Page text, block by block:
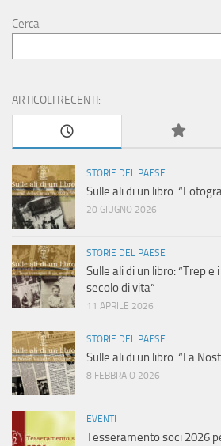
Cerca
ARTICOLI RECENTI:
STORIE DEL PAESE
Sulle ali di un libro:
20 GIUGNO 2026
STORIE DEL PAESE
Sulle ali di un libro: “Trep
secolo di vita”
11 APRILE 2026
STORIE DEL PAESE
Sulle ali di un libro: “La
8 FEBBRAIO 2026
EVENTI
Tesseramento soci 2026